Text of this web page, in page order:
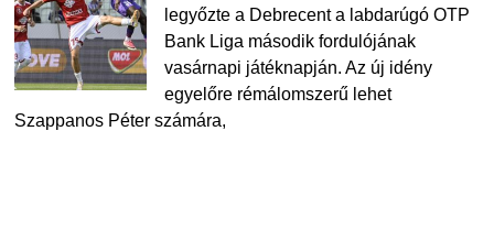
legyőzte a Debrecent a labdarúgó OTP
Bank Liga második fordulójának
vasárnapi játéknapján. Az új idény
egyelőre rémálomszerű lehet
Szappanos Péter számára,